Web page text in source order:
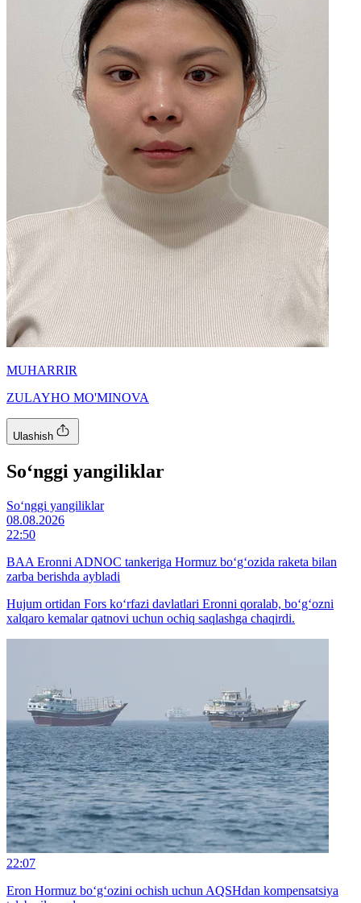
MUHARRIR
ZULAYHO MO'MINOVA
Ulashish
So‘nggi yangiliklar
So‘nggi yangiliklar
08.08.2026
22:50
BAA Eronni ADNOC tankeriga Hormuz bo‘g‘ozida raketa bilan
zarba berishda aybladi
Hujum ortidan Fors ko‘rfazi davlatlari Eronni qoralab, bo‘g‘ozni
xalqaro kemalar qatnovi uchun ochiq saqlashga chaqirdi.
22:07
Eron Hormuz bo‘g‘ozini ochish uchun AQSHdan kompensatsiya